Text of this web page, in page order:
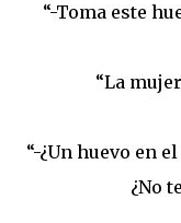
“-Toma este
“La
“-¿Un huevo en
¿No